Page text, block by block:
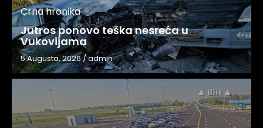
Crna hronika
Jutros ponovo teška nesreća u
Vukovijama
5 Augusta, 2026/admin